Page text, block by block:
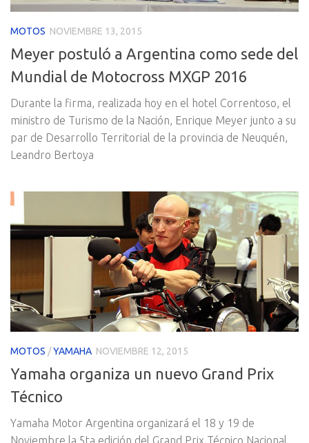
MOTOS NOVIEMBRE 13, 2015
Meyer postuló a Argentina como sede del
Mundial de Motocross MXGP 2016
Durante la firma, realizada hoy en el hotel Correntoso, el
ministro de Turismo de la Nación, Enrique Meyer junto a su
par de Desarrollo Territorial de la provincia de Neuquén,
Leandro Bertoya
MOTOS /YAMAHA NOVIEMBRE 12, 2015
Yamaha organiza un nuevo Grand Prix
Técnico
Yamaha Motor Argentina organizará el 18 y 19 de
Noviembre la 5ta edición del Grand Prix Técnico Nacional,